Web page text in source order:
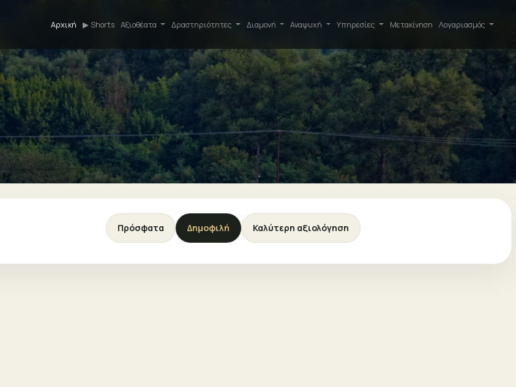
Αρχική ▶ Shorts Αξιοθέατα Δραστηριότητες Διαμονή Αναψυχή Υπηρεσίες Μετακίνηση Λογαριασμός
Πρόσφατα Δημοφιλή Καλύτερη αξιολόγηση